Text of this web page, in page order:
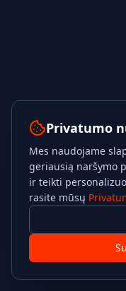
Privatumo
Mes naudojame
geriausią naršymo
ir teikti
rasite mūsų